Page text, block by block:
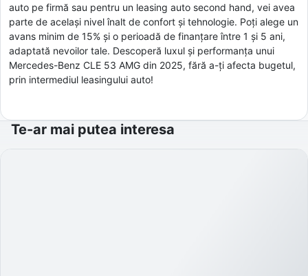
auto pe firmă sau pentru un leasing auto second hand, vei avea
parte de același nivel înalt de confort și tehnologie. Poți alege un
avans minim de 15% și o perioadă de finanțare între 1 și 5 ani,
adaptată nevoilor tale. Descoperă luxul și performanța unui
Mercedes-Benz CLE 53 AMG din 2025, fără a-ți afecta bugetul,
prin intermediul leasingului auto!
Te-ar mai putea interesa